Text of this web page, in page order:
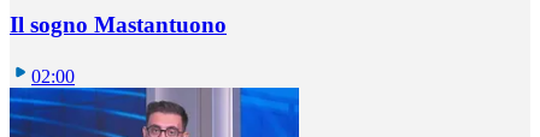
Il sogno Mastantuono
02:00